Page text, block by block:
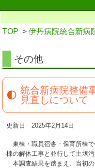
TOP > 伊丹病院統合新病
その他
統合新病院整備
見直しについて
更新日 2025年2月14日
東棟・職員宿舎・保育所棟
棟の解体工事と並行して土壌
本調査結果を踏まえ、当初